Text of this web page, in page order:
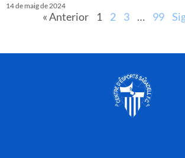
14 de maig de 2024
« Anterior 1 2 3 … 99